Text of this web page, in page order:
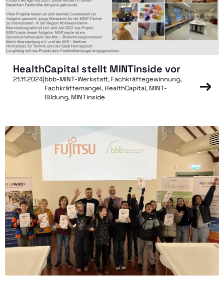
Für Anbieter
Das Projekt
Jetzt fördern
HealthCapital stellt MINTinside vor
21.11.2024|bbb-MINT-Werkstatt, Fachkräftegewinnung,
Fachkräftemangel, HealthCapital, MINT-
Bildung, MINTinside